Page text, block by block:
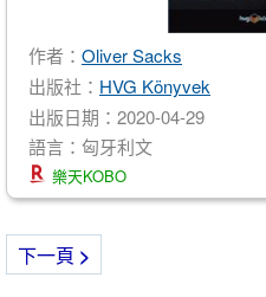
作者： Oliver Sacks
出版社： HVG Könyvek
出版日期：2020-04-29
語言：匈牙利文
樂天KOBO
下一頁 >